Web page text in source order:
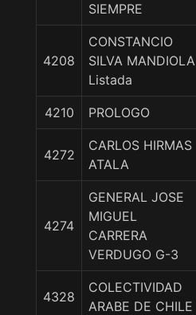
SIEMPRE
4208
CONSTANCIO
SILVA MANDIOLA
Listada
4210 PROLOGO
4272
CARLOS HIRMAS
ATALA
4274
GENERAL JOSE
MIGUEL
CARRERA
VERDUGO G-3
4328
COLECTIVIDAD
ARABE DE CHILE